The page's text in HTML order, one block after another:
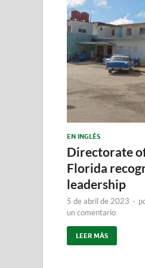
EN INGLÉS
Directorate
Florida
leadership
5 de abril de 2023 -
un comentario
LEER MÁS